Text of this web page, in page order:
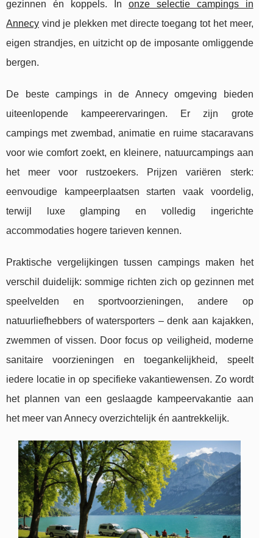
gezinnen én koppels. In onze selectie campings in
Annecy vind je plekken met directe toegang tot het meer,
eigen strandjes, en uitzicht op de imposante omliggende
bergen.
De beste campings in de Annecy omgeving bieden
uiteenlopende kampeerervaringen. Er zijn grote
campings met zwembad, animatie en ruime stacaravans
voor wie comfort zoekt, en kleinere, natuurcampings aan
het meer voor rustzoekers. Prijzen variëren sterk:
eenvoudige kampeerplaatsen starten vaak voordelig,
terwijl luxe glamping en volledig ingerichte
accommodaties hogere tarieven kennen.
Praktische vergelijkingen tussen campings maken het
verschil duidelijk: sommige richten zich op gezinnen met
speelvelden en sportvoorzieningen, andere op
natuurliefhebbers of watersporters – denk aan kajakken,
zwemmen of vissen. Door focus op veiligheid, moderne
sanitaire voorzieningen en toegankelijkheid, speelt
iedere locatie in op specifieke vakantiewensen. Zo wordt
het plannen van een geslaagde kampeervakantie aan
het meer van Annecy overzichtelijk én aantrekkelijk.